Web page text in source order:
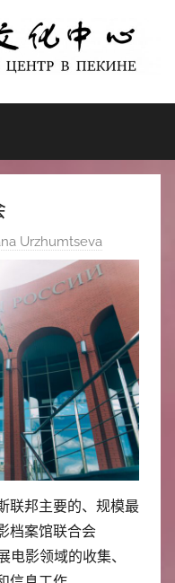
Urzhumtseva
联邦主要的、规模最
档案馆联合会
电影领域的收集、